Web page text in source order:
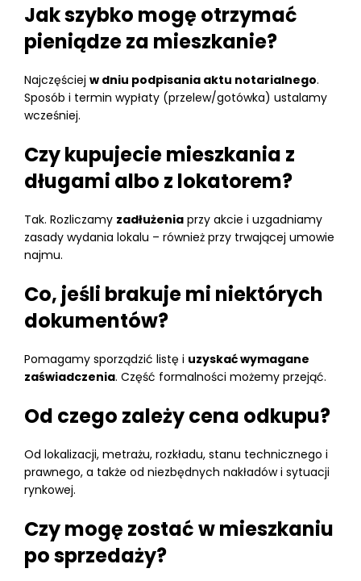
Jak szybko mogę otrzymać
pieniądze za mieszkanie?
Najczęściej w dniu podpisania aktu notarialnego.
Sposób i termin wypłaty (przelew/gotówka) ustalamy
wcześniej.
Czy kupujecie mieszkania z
długami albo z lokatorem?
Tak. Rozliczamy zadłużenia przy akcie i uzgadniamy
zasady wydania lokalu – również przy trwającej umowie
najmu.
Co, jeśli brakuje mi niektórych
dokumentów?
Pomagamy sporządzić listę i uzyskać wymagane
zaświadczenia. Część formalności możemy przejąć.
Od czego zależy cena odkupu?
Od lokalizacji, metrażu, rozkładu, stanu technicznego i
prawnego, a także od niezbędnych nakładów i sytuacji
rynkowej.
Czy mogę zostać w mieszkaniu
po sprzedaży?